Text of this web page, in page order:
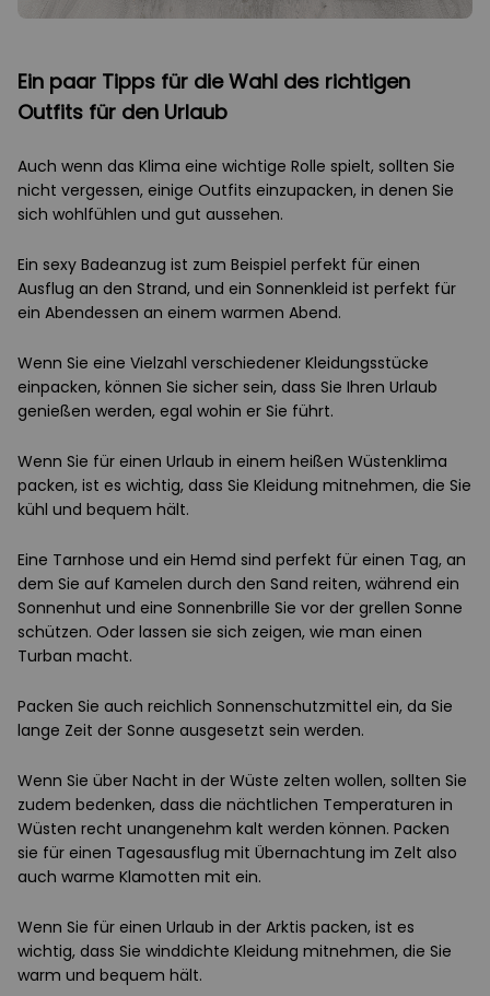
Ein paar Tipps für die Wahl des richtigen
Outfits für den Urlaub
Auch wenn das Klima eine wichtige Rolle spielt, sollten Sie
nicht vergessen, einige Outfits einzupacken, in denen Sie
sich wohlfühlen und gut aussehen.
Ein sexy Badeanzug ist zum Beispiel perfekt für einen
Ausflug an den Strand, und ein Sonnenkleid ist perfekt für
ein Abendessen an einem warmen Abend.
Wenn Sie eine Vielzahl verschiedener Kleidungsstücke
einpacken, können Sie sicher sein, dass Sie Ihren Urlaub
genießen werden, egal wohin er Sie führt.
Wenn Sie für einen Urlaub in einem heißen Wüstenklima
packen, ist es wichtig, dass Sie Kleidung mitnehmen, die Sie
kühl und bequem hält.
Eine Tarnhose und ein Hemd sind perfekt für einen Tag, an
dem Sie auf Kamelen durch den Sand reiten, während ein
Sonnenhut und eine Sonnenbrille Sie vor der grellen Sonne
schützen. Oder lassen sie sich zeigen, wie man einen
Turban macht.
Packen Sie auch reichlich Sonnenschutzmittel ein, da Sie
lange Zeit der Sonne ausgesetzt sein werden.
Wenn Sie über Nacht in der Wüste zelten wollen, sollten Sie
zudem bedenken, dass die nächtlichen Temperaturen in
Wüsten recht unangenehm kalt werden können. Packen
sie für einen Tagesausflug mit Übernachtung im Zelt also
auch warme Klamotten mit ein.
Wenn Sie für einen Urlaub in der Arktis packen, ist es
wichtig, dass Sie winddichte Kleidung mitnehmen, die Sie
warm und bequem hält.